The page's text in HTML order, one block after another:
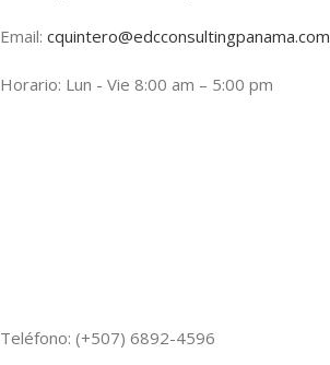
Email: cquintero@edcconsultingpanama.com
Horario: Lun - Vie 8:00 am – 5:00 pm
Teléfono: (+507) 6892-4596